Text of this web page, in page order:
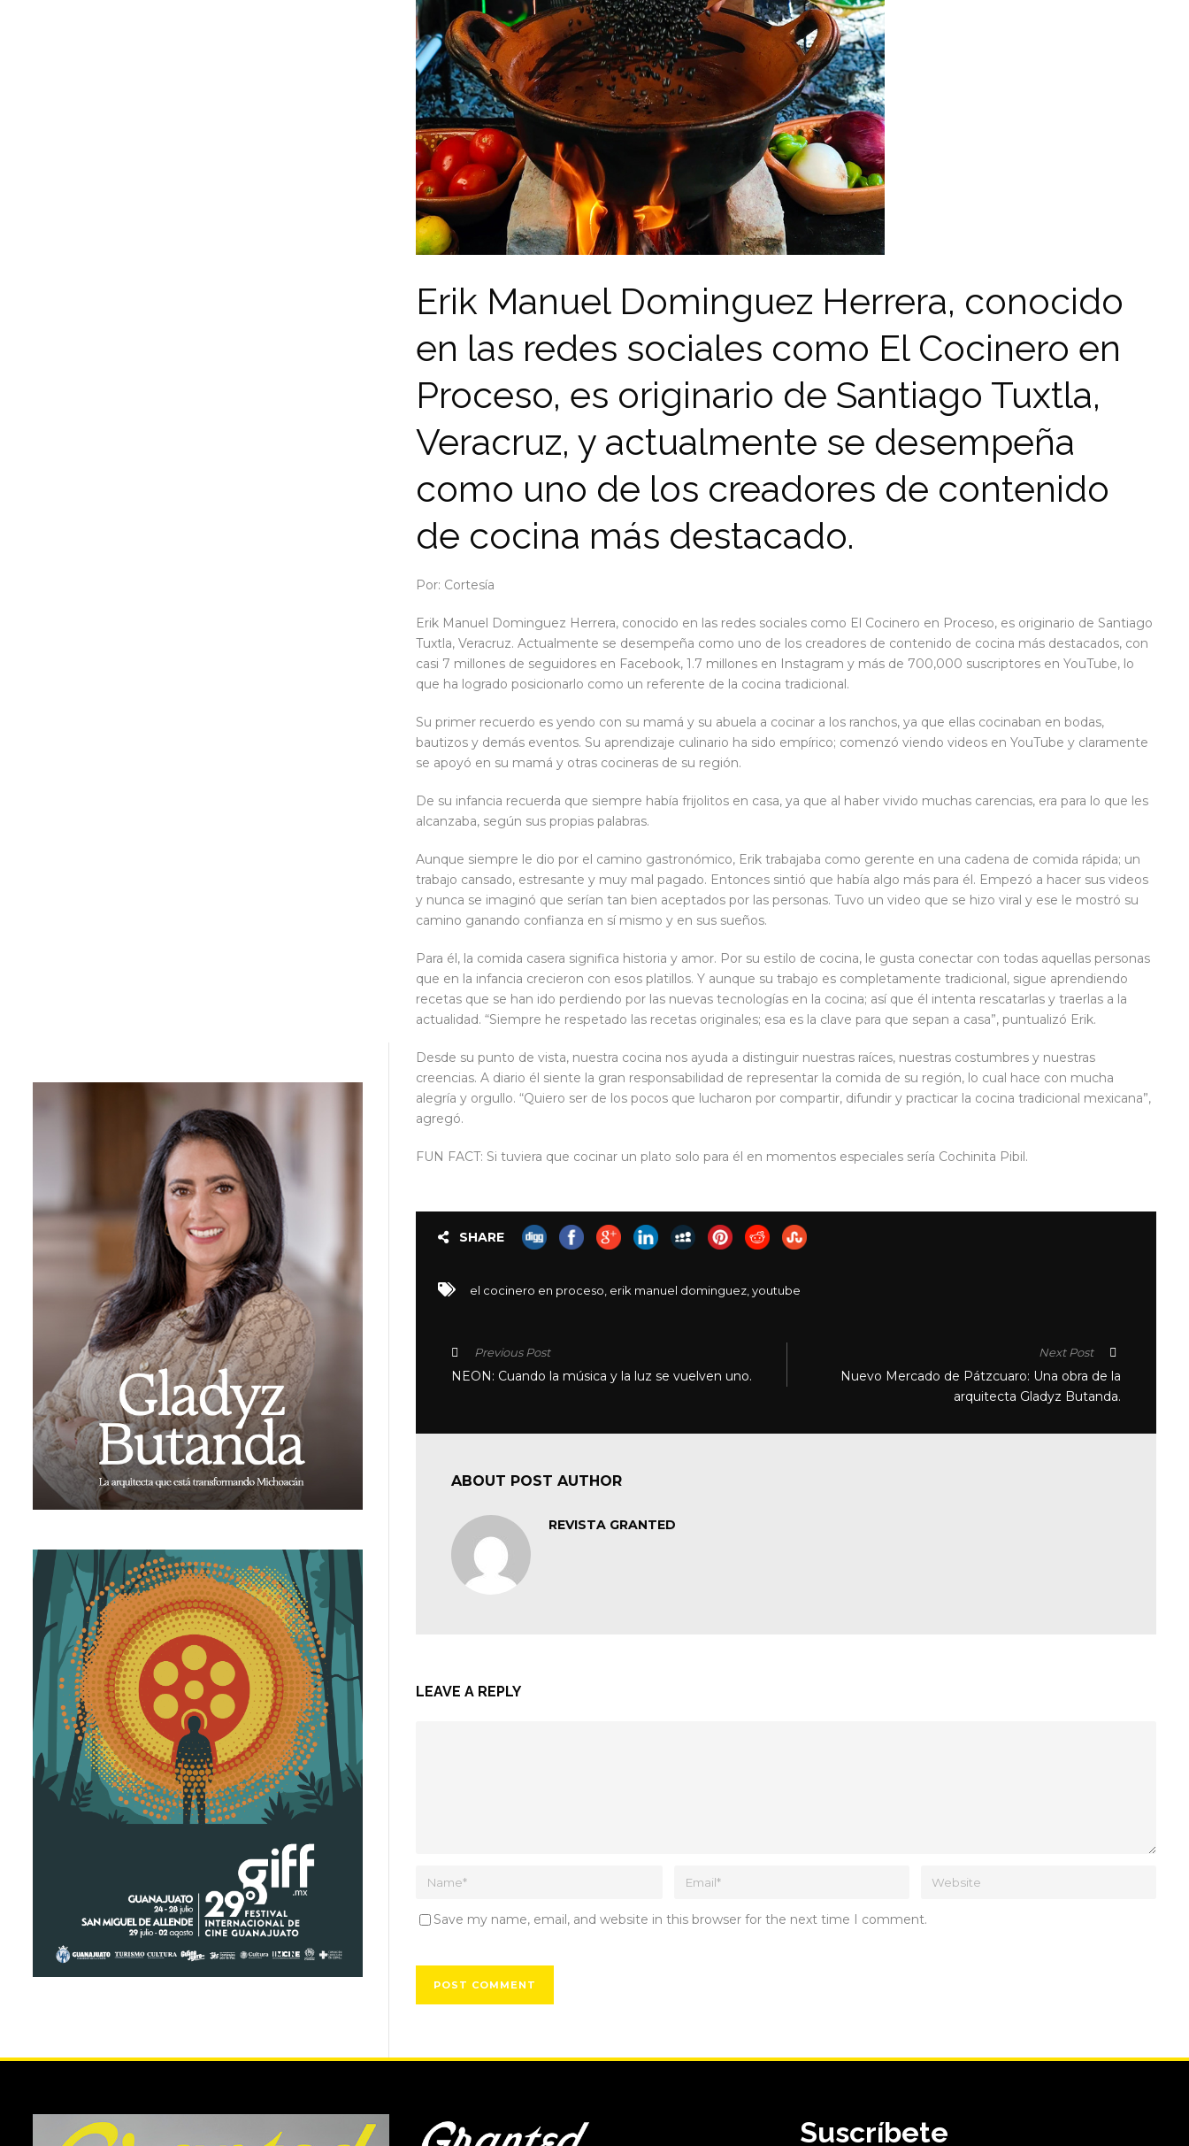
Erik Manuel Dominguez Herrera, conocido
en las redes sociales como El Cocinero en
Proceso, es originario de Santiago Tuxtla,
Veracruz, y actualmente se desempeña
como uno de los creadores de contenido
de cocina más destacado.
Por: Cortesía
Erik Manuel Dominguez Herrera, conocido en las redes sociales como El Cocinero en Proceso, es originario de Santiago
Tuxtla, Veracruz. Actualmente se desempeña como uno de los creadores de contenido de cocina más destacados, con
casi 7 millones de seguidores en Facebook, 1.7 millones en Instagram y más de 700,000 suscriptores en YouTube, lo
que ha logrado posicionarlo como un referente de la cocina tradicional.
Su primer recuerdo es yendo con su mamá y su abuela a cocinar a los ranchos, ya que ellas cocinaban en bodas,
bautizos y demás eventos. Su aprendizaje culinario ha sido empírico; comenzó viendo videos en YouTube y claramente
se apoyó en su mamá y otras cocineras de su región.
De su infancia recuerda que siempre había frijolitos en casa, ya que al haber vivido muchas carencias, era para lo que les
alcanzaba, según sus propias palabras.
Aunque siempre le dio por el camino gastronómico, Erik trabajaba como gerente en una cadena de comida rápida; un
trabajo cansado, estresante y muy mal pagado. Entonces sintió que había algo más para él. Empezó a hacer sus videos
y nunca se imaginó que serían tan bien aceptados por las personas. Tuvo un video que se hizo viral y ese le mostró su
camino ganando confianza en sí mismo y en sus sueños.
Para él, la comida casera significa historia y amor. Por su estilo de cocina, le gusta conectar con todas aquellas personas
que en la infancia crecieron con esos platillos. Y aunque su trabajo es completamente tradicional, sigue aprendiendo
recetas que se han ido perdiendo por las nuevas tecnologías en la cocina; así que él intenta rescatarlas y traerlas a la
actualidad. “Siempre he respetado las recetas originales; esa es la clave para que sepan a casa”, puntualizó Erik.
Desde su punto de vista, nuestra cocina nos ayuda a distinguir nuestras raíces, nuestras costumbres y nuestras
creencias. A diario él siente la gran responsabilidad de representar la comida de su región, lo cual hace con mucha
alegría y orgullo. “Quiero ser de los pocos que lucharon por compartir, difundir y practicar la cocina tradicional mexicana”,
agregó.
FUN FACT: Si tuviera que cocinar un plato solo para él en momentos especiales sería Cochinita Pibil.
SHARE
el cocinero en proceso erik manuel dominguez youtube
Previous Post
NEON: Cuando la música y la luz se vuelven uno.
Next Post
Nuevo Mercado de Pátzcuaro: Una obra de la
arquitecta Gladyz Butanda.
ABOUT POST AUTHOR
REVISTA GRANTED
LEAVE A REPLY
Save my name, email, and website in this browser for the next time I comment.
Suscríbete